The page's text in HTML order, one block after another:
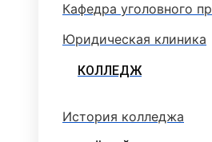
Кафедра уголовного
Юридическая клиника
КОЛЛЕДЖ
История колледжа